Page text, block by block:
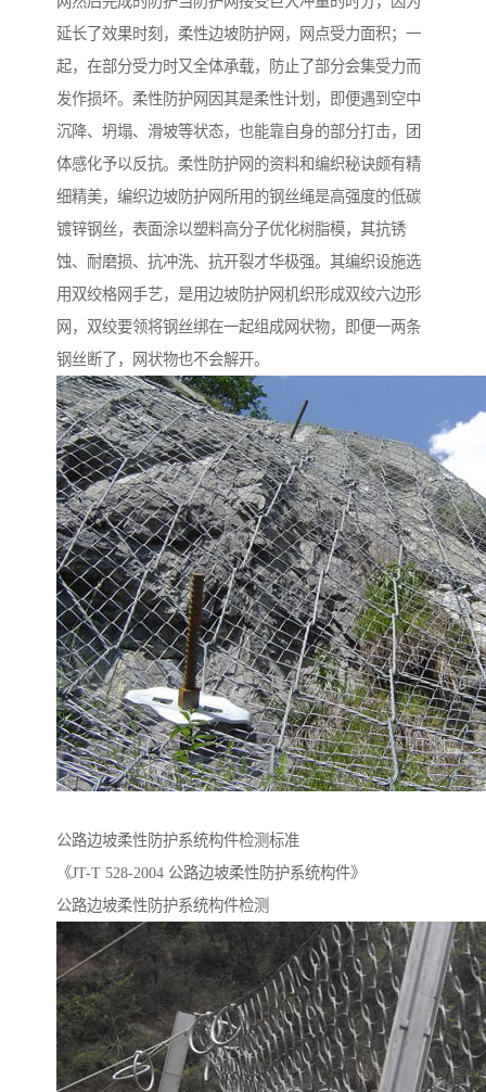
延长了效果时刻，柔性边坡防护网，网点受力面积；一
起，在部分受力时又全体承载，防止了部分会集受力而
发作损坏。柔性防护网因其是柔性计划，即便遇到空中
沉降、坍塌、滑坡等状态，也能靠自身的部分打击，团
体感化予以反抗。柔性防护网的资料和编织秘诀颇有精
细精美，编织边坡防护网所用的钢丝绳是高强度的低碳
镀锌钢丝，表面涂以塑料高分子优化树脂模，其抗锈
蚀、耐磨损、抗冲洗、抗开裂才华极强。其编织设施选
用双绞格网手艺，是用边坡防护网机织形成双绞六边形
网，双绞要领将钢丝绑在一起组成网状物，即便一两条
钢丝断了，网状物也不会解开。
公路边坡柔性防护系统构件检测标准
《JT-T 528-2004 公路边坡柔性防护系统构件》
公路边坡柔性防护系统构件检测